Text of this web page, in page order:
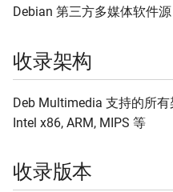
擎
Rust Toolchain 反向代理
Stackage
Emacs ELPA
Flathub 缓存
Homebrew
Debian 第三方多媒体软件源
收录架构
Deb Multimedia 支持的所
Intel x86, ARM, MIPS 等
收录版本